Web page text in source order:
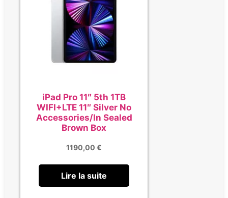
iPad Pro 11″ 5th 1TB
WIFI+LTE 11″ Silver No
Accessories/In Sealed
Brown Box
1190,00 €
Lire la suite